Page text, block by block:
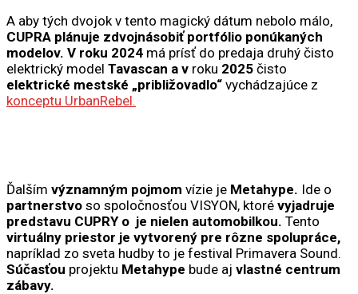
A aby tých dvojok v tento magický dátum nebolo málo,
CUPRA plánuje zdvojnásobiť portfólio ponúkaných
modelov. V roku 2024 má prísť do predaja druhý čisto
elektrický model Tavascan a v roku 2025 čisto
elektrické mestské „približovadlo“ vychádzajúce z
konceptu UrbanRebel.
Ďalším významným pojmom vízie je Metahype. Ide o
partnerstvo so spoločnosťou VISYON, ktoré vyjadruje
predstavu CUPRY o je nielen automobilkou. Tento
virtuálny priestor je vytvorený pre rôzne spolupráce,
napríklad zo sveta hudby to je festival Primavera Sound.
Súčasťou projektu Metahype bude aj vlastné centrum
zábavy.